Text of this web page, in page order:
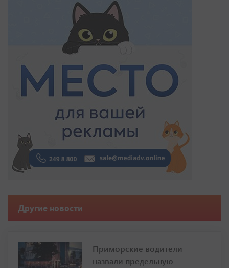
Другие новости
Приморские водители
назвали предельную